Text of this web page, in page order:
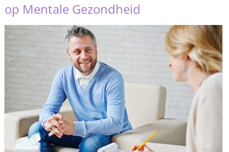
op Mentale Gezondheid